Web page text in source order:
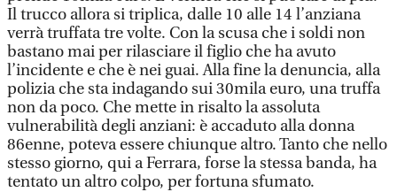
Il trucco allora si triplica, dalle 10 alle 14 l’anziana
verrà truffata tre volte. Con la scusa che i soldi non
bastano mai per rilasciare il figlio che ha avuto
l’incidente e che è nei guai. Alla fine la denuncia, alla
polizia che sta indagando sui 30mila euro, una truffa
non da poco. Che mette in risalto la assoluta
vulnerabilità degli anziani: è accaduto alla donna
86enne, poteva essere chiunque altro. Tanto che nello
stesso giorno, qui a Ferrara, forse la stessa banda, ha
tentato un altro colpo, per fortuna sfumato.